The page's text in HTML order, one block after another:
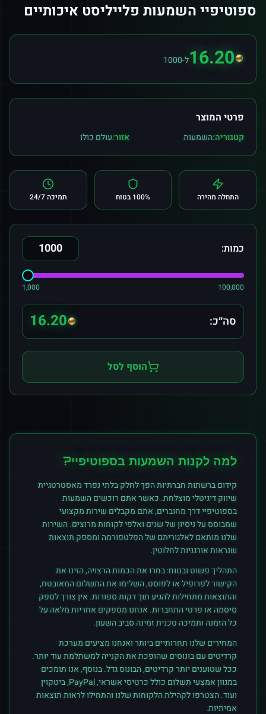
ספוטיפיי השמעות פלייליסט איכותיים
16.20ל-1000
פרטי המוצר
קטגוריה:השמעות אזור:עולם כולו
התחלה מהירה 100% בטוח תמיכה 24/7
כמות:
1,000 100,000
סה״כ: 16.20
הוסף לסל
למה לקנות השמעות בספוטיפיי?
קידום ברשתות חברתיות הפך לחלק בלתי נפרד מאסטרטגיית
שיווק דיגיטלי מוצלחת. כאשר אתם רוכשיםהשמעות
בספוטיפיידרך מחוברים, אתם מקבלים שירות מקצועי
שמבוסס על ניסיון של שנים ואלפי לקוחות מרוצים. השירות
שלנו מותאם לאלגוריתם של הפלטפורמה ומספק תוצאות
שנראות אורגניות לחלוטין.
התהליך פשוט ובטוח: בחרו את הכמות הרצויה, הזינו את
הקישור לפרופיל או לפוסט, השלימו את התשלום המאובטח,
והתוצאות מתחילות להגיע תוך דקות ספורות. אין צורך לספק
סיסמה או פרטי התחברות. אנחנו מספקים אחריות מלאה על
כל הזמנה ותמיכה טכנית זמינה סביב השעון.
המחירים שלנו תחרותיים ביותר ואנחנו מציעים מערכת
קרדיטים עם בונוסים שהופכת את הקנייה למשתלמת עוד יותר.
ככל שטוענים יותר קרדיטים, הבונוס גדל. בנוסף, אנו תומכים
במגוון אמצעי תשלום כולל כרטיסי אשראי, PayPal, ביטקוין
ועוד. הצטרפו לקהילת הלקוחות שלנו והתחילו לראות תוצאות
אמיתיות.